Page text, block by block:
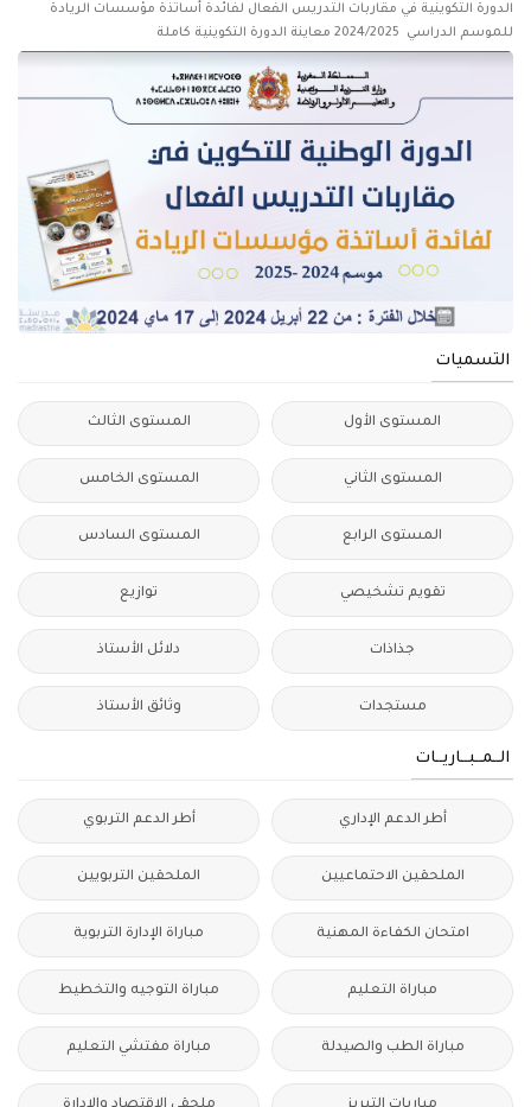
الدورة التكوينية في مقاربات التدريس الفعال لفائدة أساتذة مؤسسات الريادة
للموسم الدراسي 2024/2025 معاينة الدورة التكوينية كاملة
التسميات
المستوى الأول المستوى الثالث
المستوى الثاني المستوى الخامس
المستوى الرابع المستوى السادس
تقويم تشخيصي توازيع
جذاذات دلائل الأستاذ
مستجدات وثائق الأستاذ
الــمــبــاريــات
أطر الدعم الإداري أطر الدعم التربوي
الملحقين الاحتماعيين الملحقين التربويين
امتحان الكفاءة المهنية مباراة الإدارة التربوية
مباراة التعليم مباراة التوجيه والتخطيط
مباراة الطب والصيدلة مباراة مفتشي التعليم